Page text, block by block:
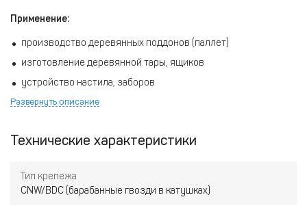
Применение:
производство деревянных поддонов (паллет)
изготовление деревянной тары, ящиков
устройство настила, заборов
сайдинг
Развернуть описание
Технические характеристики
Тип крепежа
CNW/BDC (барабанные гвозди в катушках)